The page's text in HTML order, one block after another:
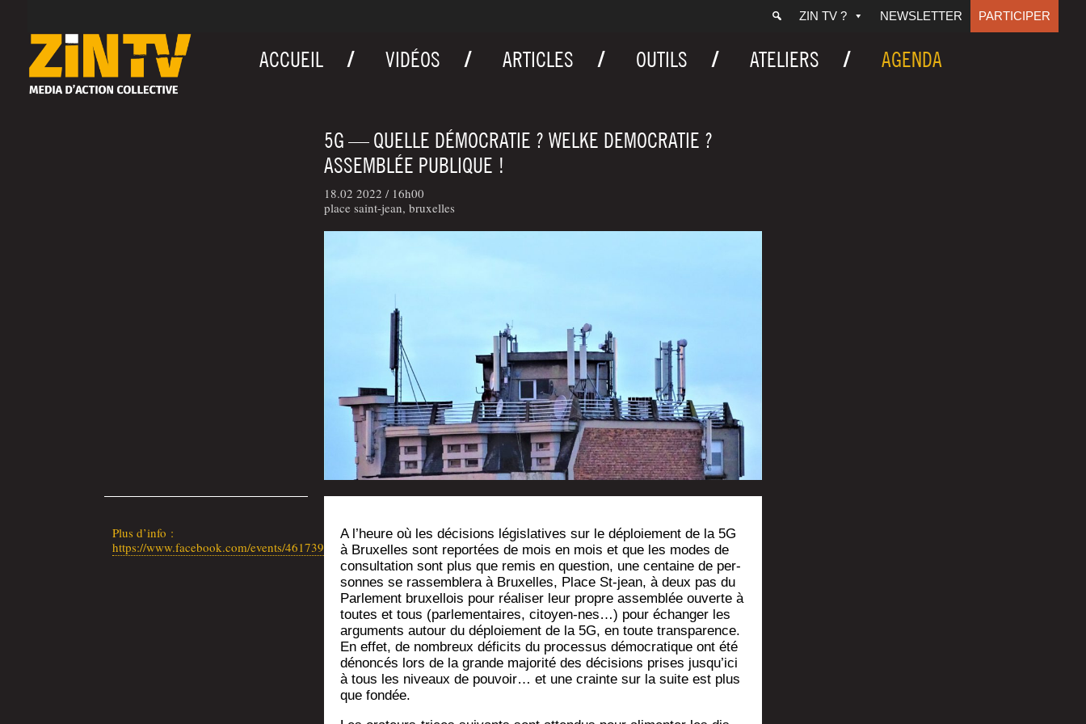
ZIN TV ? NEWSLETTER PARTICIPER
ACCUEIL VIDÉOS ARTICLES OUTILS ATELIERS AGENDA
5G — QUELLE DÉMOCRATIE ? WELKE DEMOCRATIE ?
ASSEMBLÉE PUBLIQUE !
18.02 2022 / 16h00
place saint-jean, bruxelles
Plus d’in­fo :
https://www.facebook.com/events/461739752245817/
A l’heure où les déci­sions légis­la­tives sur le déploie­ment de la 5G
à Bruxelles sont repor­tées de mois en mois et que les modes de
consul­ta­tion sont plus que remis en ques­tion, une cen­taine de per­
sonnes se ras­sem­ble­ra à Bruxelles, Place St-jean, à deux pas du
Par­le­ment bruxel­lois pour réa­li­ser leur propre assem­blée ouverte à
toutes et tous (par­le­men­taires, citoyen-nes…) pour échan­ger les
argu­ments autour du déploie­ment de la 5G, en toute trans­pa­rence.
En effet, de nom­breux défi­cits du pro­ces­sus démo­cra­tique ont été
dénon­cés lors de la grande majo­ri­té des déci­sions prises jusqu’ici
à tous les niveaux de pou­voir… et une crainte sur la suite est plus
que fondée.